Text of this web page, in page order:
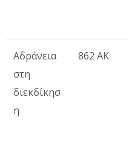
Αδράνεια
στη
διεκδίκησ
η
862 ΑΚ